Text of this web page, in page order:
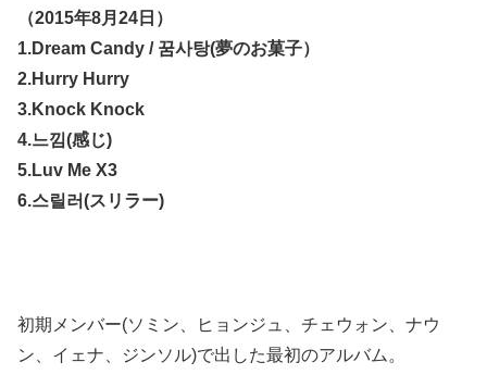
（2015年8月24日）
1.Dream Candy / 꿈사탕(夢のお菓子）
2.Hurry Hurry
3.Knock Knock
4.느낌(感じ)
5.Luv Me X3
6.스릴러(スリラー)
初期メンバー(ソミン、ヒョンジュ、チェウォン、ナウ
ン、イェナ、ジンソル)で出した最初のアルバム。